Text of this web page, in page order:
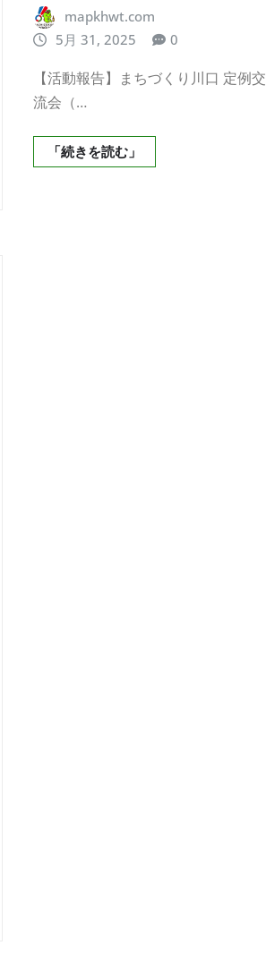
mapkhwt.com
5月 31, 2025
0
【活動報告】まちづくり川口 定例交
流会（…
「続きを読む」